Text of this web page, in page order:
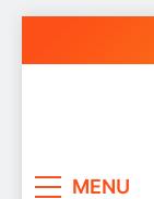
MENU